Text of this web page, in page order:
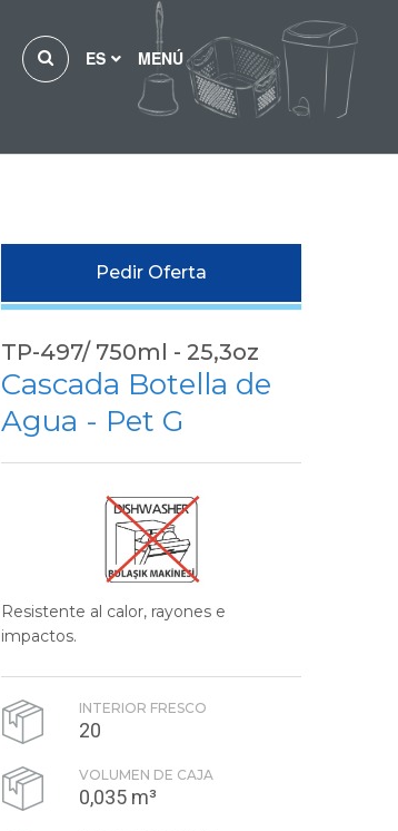
ES MENÚ
Pedir Oferta
TP-497/ 750ml - 25,3oz
Cascada Botella de
Agua - Pet G
Resistente al calor, rayones e
impactos.
INTERIOR FRESCO
20
VOLUMEN DE CAJA
0,035 m³